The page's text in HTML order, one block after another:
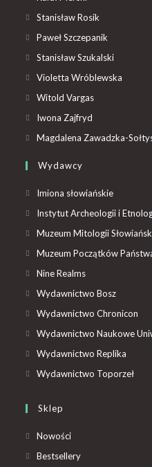
Stanisław Rosik
Paweł Szczepanik
Stanisław Szukalski
Violetta Wróblewska
Witold Vargas
Iwona Zajfryd
Magdalena Zawadzka-
Wydawcy
Imiona słowiańskie
Instytut Archeologii i
Muzeum Mitologii
Muzeum Początków
Nine Realms
Wydawnictwo Bosz
Wydawnictwo Chronicon
Wydawnictwo Naukowe
Wydawnictwo Replika
Wydawnictwo Toporzeł
Sklep
Nowości
Bestsellery